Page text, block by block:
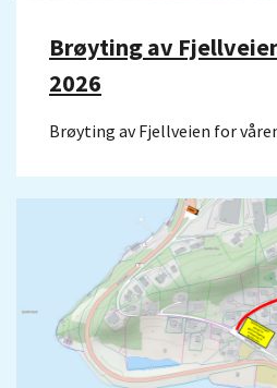
Brøyting av
2026
Brøyting av Fjellveien for